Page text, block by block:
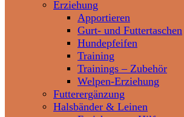
Erziehung
Apportieren
Gurt- und Futtertaschen
Hundepfeifen
Training
Trainings – Zubehör
Welpen-Erziehung
Futterergänzung
Halsbänder & Leinen